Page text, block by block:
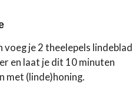
je 2 theelepels lindeblad
en laat je dit 10 minuten
met (linde)honing.